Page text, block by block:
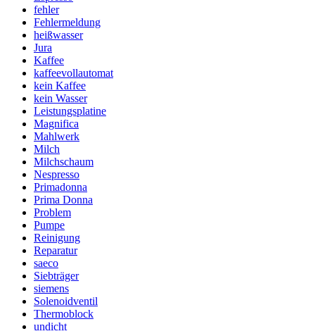
fehler
Fehlermeldung
heißwasser
Jura
Kaffee
kaffeevollautomat
kein Kaffee
kein Wasser
Leistungsplatine
Magnifica
Mahlwerk
Milch
Milchschaum
Nespresso
Primadonna
Prima Donna
Problem
Pumpe
Reinigung
Reparatur
saeco
Siebträger
siemens
Solenoidventil
Thermoblock
undicht